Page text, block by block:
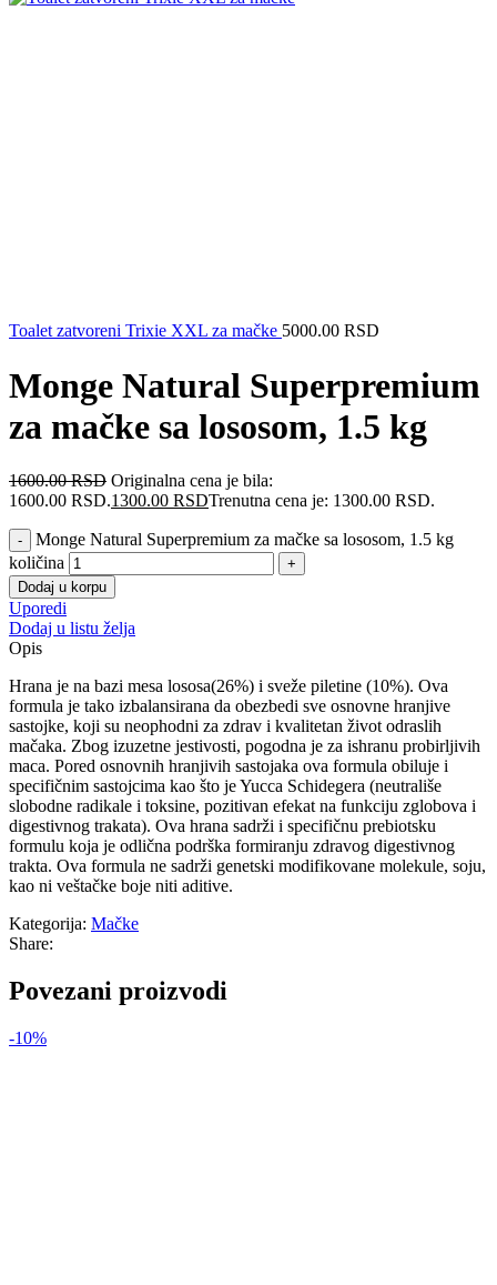
Toalet zatvoreni Trixie XXL za mačke 5000.00 RSD
Monge Natural Superpremium
za mačke sa lososom, 1.5 kg
1600.00RSD Originalna cena je bila:
1600.00 RSD.1300.00 RSDTrenutna cena je: 1300.00 RSD.
Monge Natural Superpremium za mačke sa lososom, 1.5 kg
količina
Dodaj u korpu
Uporedi
Dodaj u listu želja
Opis
Hrana je na bazi mesa lososa(26%) i sveže piletine (10%). Ova
formula je tako izbalansirana da obezbedi sve osnovne hranjive
sastojke, koji su neophodni za zdrav i kvalitetan život odraslih
mačaka. Zbog izuzetne jestivosti, pogodna je za ishranu probirljivih
maca. Pored osnovnih hranjivih sastojaka ova formula obiluje i
specifičnim sastojcima kao što je Yucca Schidegera (neutrališe
slobodne radikale i toksine, pozitivan efekat na funkciju zglobova i
digestivnog trakata). Ova hrana sadrži i specifičnu prebiotsku
formulu koja je odlična podrška formiranju zdravog digestivnog
trakta. Ova formula ne sadrži genetski modifikovane molekule, soju,
kao ni veštačke boje niti aditive.
Kategorija: Mačke
Share:
Povezani proizvodi
-10%